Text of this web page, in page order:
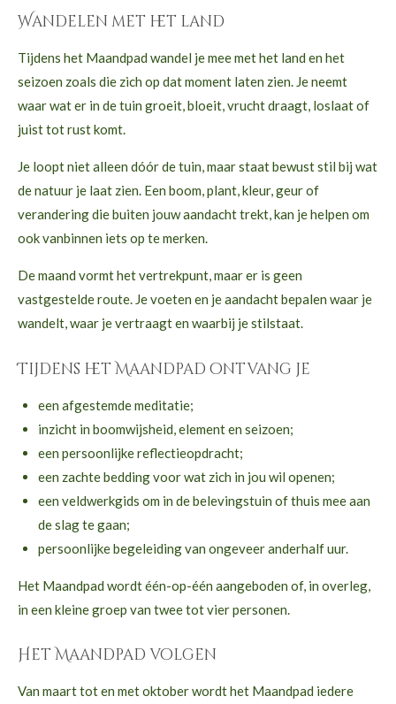
Wandelen met het land
Tijdens het Maandpad wandel je mee met het land en het
seizoen zoals die zich op dat moment laten zien. Je neemt
waar wat er in de tuin groeit, bloeit, vrucht draagt, loslaat of
juist tot rust komt.
Je loopt niet alleen dóór de tuin, maar staat bewust stil bij wat
de natuur je laat zien. Een boom, plant, kleur, geur of
verandering die buiten jouw aandacht trekt, kan je helpen om
ook vanbinnen iets op te merken.
De maand vormt het vertrekpunt, maar er is geen
vastgestelde route. Je voeten en je aandacht bepalen waar je
wandelt, waar je vertraagt en waarbij je stilstaat.
Tijdens het Maandpad ontvang je
een afgestemde meditatie;
inzicht in boomwijsheid, element en seizoen;
een persoonlijke reflectieopdracht;
een zachte bedding voor wat zich in jou wil openen;
een veldwerkgids om in de belevingstuin of thuis mee aan
de slag te gaan;
persoonlijke begeleiding van ongeveer anderhalf uur.
Het Maandpad wordt één-op-één aangeboden of, in overleg,
in een kleine groep van twee tot vier personen.
Het Maandpad volgen
Van maart tot en met oktober wordt het Maandpad iedere